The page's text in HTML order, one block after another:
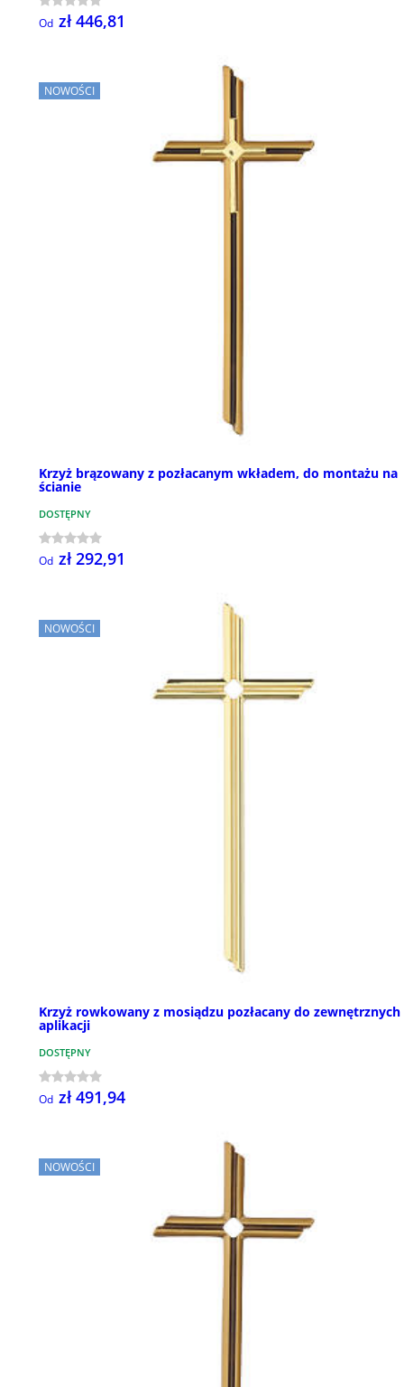
Od zł 446,81
NOWOŚCI
Krzyż brązowany z pozłacanym wkładem, do montażu na
ścianie
DOSTĘPNY
Od zł 292,91
NOWOŚCI
Krzyż rowkowany z mosiądzu pozłacany do zewnętrznych
aplikacji
DOSTĘPNY
Od zł 491,94
NOWOŚCI